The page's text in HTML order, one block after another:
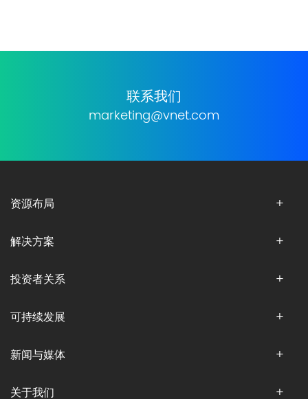
联系我们
marketing@vnet.com
资源布局
解决方案
投资者关系
可持续发展
新闻与媒体
关于我们